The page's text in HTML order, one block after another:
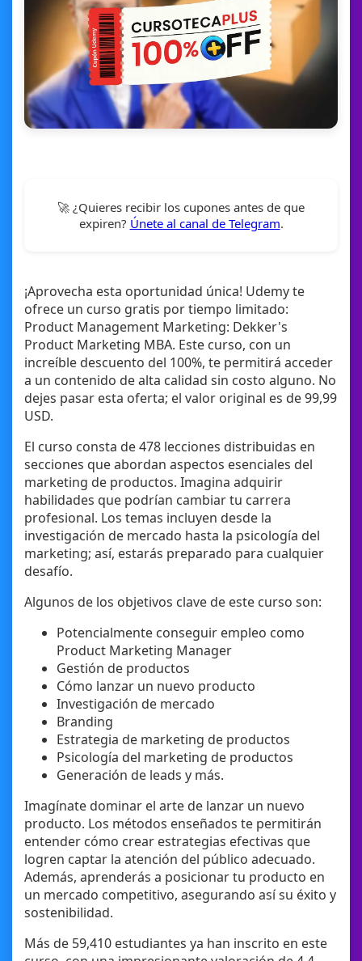
🚀 ¿Quieres recibir los cupones antes de que
expiren? Únete al canal de Telegram.
¡Aprovecha esta oportunidad única! Udemy te
ofrece un curso gratis por tiempo limitado:
Product Management Marketing: Dekker's
Product Marketing MBA. Este curso, con un
increíble descuento del 100%, te permitirá acceder
a un contenido de alta calidad sin costo alguno. No
dejes pasar esta oferta; el valor original es de 99,99
USD.
El curso consta de 478 lecciones distribuidas en
secciones que abordan aspectos esenciales del
marketing de productos. Imagina adquirir
habilidades que podrían cambiar tu carrera
profesional. Los temas incluyen desde la
investigación de mercado hasta la psicología del
marketing; así, estarás preparado para cualquier
desafío.
Algunos de los objetivos clave de este curso son:
Potencialmente conseguir empleo como
Product Marketing Manager
Gestión de productos
Cómo lanzar un nuevo producto
Investigación de mercado
Branding
Estrategia de marketing de productos
Psicología del marketing de productos
Generación de leads y más.
Imagínate dominar el arte de lanzar un nuevo
producto. Los métodos enseñados te permitirán
entender cómo crear estrategias efectivas que
logren captar la atención del público adecuado.
Además, aprenderás a posicionar tu producto en
un mercado competitivo, asegurando así su éxito y
sostenibilidad.
Más de 59,410 estudiantes ya han inscrito en este